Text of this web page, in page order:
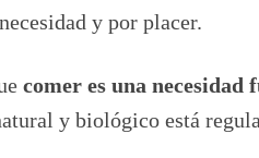
y por placer.
comer es una
y biológico está